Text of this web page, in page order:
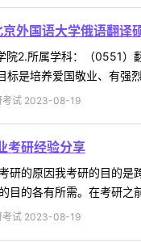
外国语大学俄语翻译
院2.所属学科：（0551
标是培养爱国敬业、有强
考试 2023-08-19
考研经验分享
研的原因我考研的目的
目的各有所需。在考研
考试 2023-08-19